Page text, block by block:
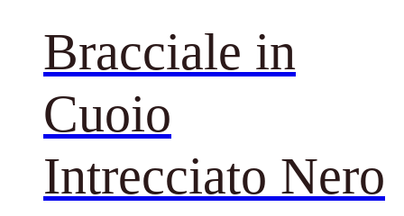
Bracciale in
Cuoio
Intrecciato Nero